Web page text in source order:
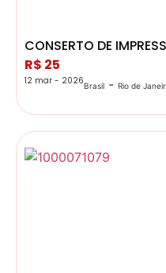
CONSERTO DE
R$ 25
12 mar - 2026Brasil - Rio de